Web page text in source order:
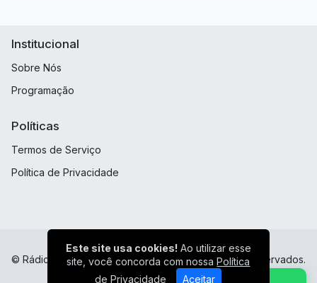
Institucional
Sobre Nós
Programação
Políticas
Termos de Serviço
Política de Privacidade
© Rádio FM 105.1 Minaçu Goias - Todos os direitos reservados.
Este site usa cookies! Ao utilizar esse
site, você concorda com nossaPolítica
de Privacidade
Aceitar